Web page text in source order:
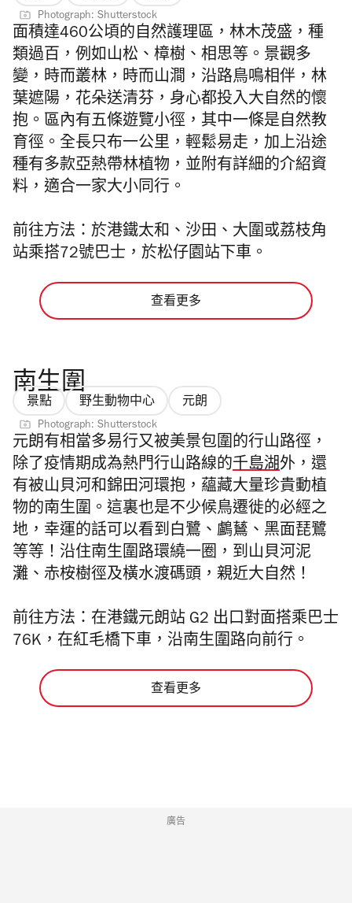
Photograph: Shutterstock
面積達460公頃的自然護理區，林木茂盛，種
類過百，例如山松、樟樹、相思等。景觀多
變，時而叢林，時而山澗，沿路鳥鳴相伴，林
葉遮陽，花朵送清芬，身心都投入大自然的懷
抱。區內有五條遊覽小徑，其中一條是自然教
育徑。全長只布一公里，輕鬆易走，加上沿途
種有多款亞熱帶林植物，並附有詳細的介紹資
料，適合一家大小同行。
前往方法 ： 於港鐵太和、沙田、大圍或荔枝角
站乘搭72號巴士，於松仔園站下車。
查看更多
南生圍
景點 野生動物中心 元朗
Photograph: Shutterstock
元朗有相當多易行又被美景包圍的行山路徑，
除了疫情期成為熱門行山路線的千島湖外，還
有被山貝河和錦田河環抱，蘊藏大量珍貴動植
物的南生圍。這裏也是不少候鳥遷徙的必經之
地，幸運的話可以看到白鷺、鸕鶿、黑面琵鷺
等等！沿住南生圍路環繞一圈，到山貝河泥
灘、赤桉樹徑及橫水渡碼頭，親近大自然！
前往方法：在港鐵元朗站 G2 出口對面搭乘巴士
76K，在紅毛橋下車，沿南生圍路向前行。
查看更多
廣告